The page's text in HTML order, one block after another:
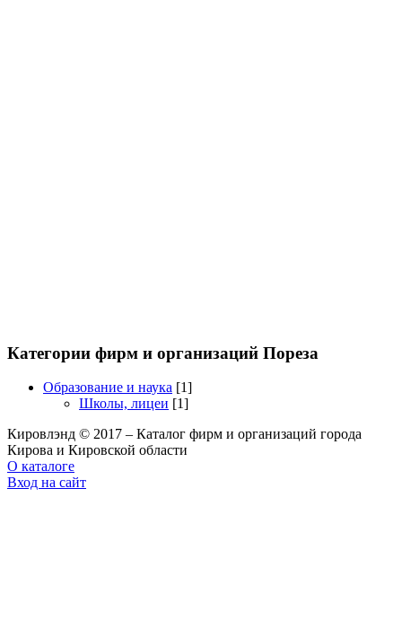
Категории фирм и организаций Пореза
Образование и наука [1]
Школы, лицеи [1]
Кировлэнд © 2017 – Каталог фирм и организаций города
Кирова и Кировской области
О каталоге
Вход на сайт